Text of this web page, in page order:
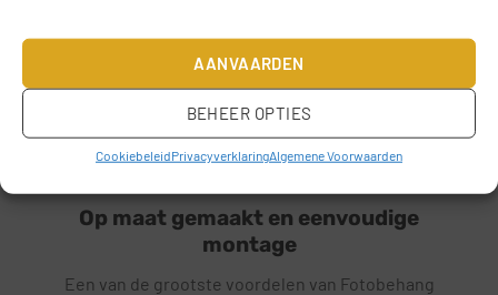
AANVAARDEN
BEHEER OPTIES
CookiebeleidPrivacyverklaringAlgemene Voorwaarden
Onze geavanceerde druktechnieken garanderen dat de
kleuren langdurig mooi blijven en dat het behang
eenvoudig schoon te maken is. U kunt dus genieten
van een sfeervolle muur zonder zorgen over
onderhoud.
Op maat gemaakt en eenvoudige
montage
Een van de grootste voordelen van Fotobehang